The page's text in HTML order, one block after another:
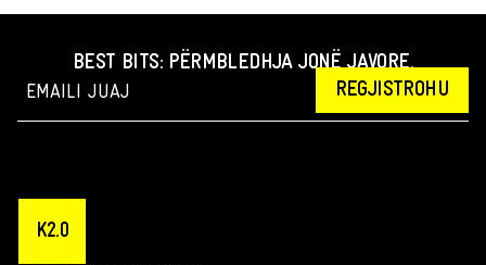
BEST BITS: PËRMBLEDHJA JONË JAVORE.
REGJISTROHU
K2.0